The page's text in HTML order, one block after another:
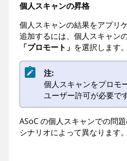
個人スキャンの昇格
個人スキャンの結果をアプリ
追加するには、個人スキャン
「プロモート」 を選択します。
注:
個人スキャンをプロモ
ユーザー許可が必要です
ASoCの個人スキャンでの問
シナリオによって異なります。